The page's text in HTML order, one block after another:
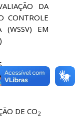
DA
CONTROLE
(WSSV) EM
SALOBRA
DE CO2